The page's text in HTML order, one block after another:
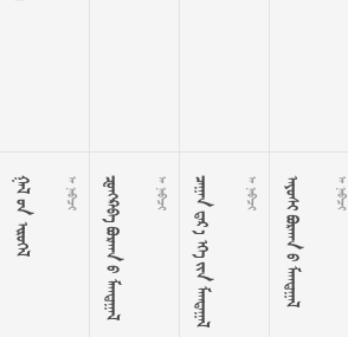
 
    
     
      
   